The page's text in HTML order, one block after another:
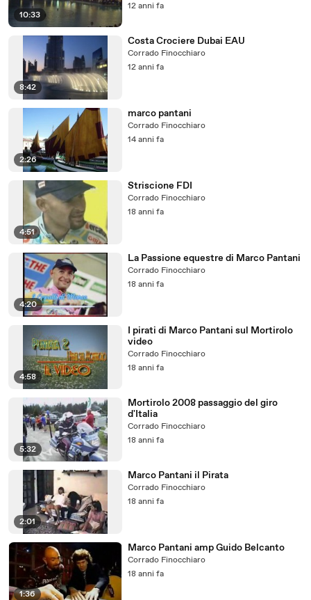
10:33
12 anni fa
8:42
Costa Crociere Dubai EAU
Corrado Finocchiaro
12 anni fa
2:26
marco pantani
Corrado Finocchiaro
14 anni fa
4:51
Striscione FDI
Corrado Finocchiaro
18 anni fa
4:20
La Passione equestre di Marco Pantani
Corrado Finocchiaro
18 anni fa
4:58
I pirati di Marco Pantani sul Mortirolo
video
Corrado Finocchiaro
18 anni fa
5:32
Mortirolo 2008 passaggio del giro
d'Italia
Corrado Finocchiaro
18 anni fa
2:01
Marco Pantani il Pirata
Corrado Finocchiaro
18 anni fa
1:36
Marco Pantani amp Guido Belcanto
Corrado Finocchiaro
18 anni fa